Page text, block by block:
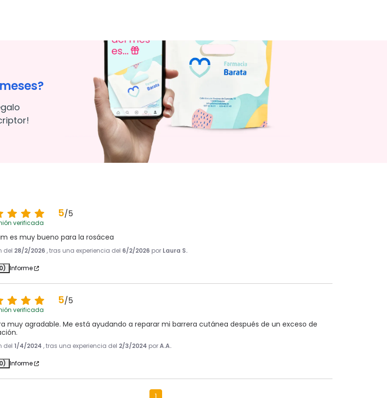
5/5
verificada
es muy bueno para la rosácea
del 28/2/2026 , tras una experiencia del 6/2/2026 por Laura S.
Informe
5/5
verificada
muy agradable. Me está ayudando a reparar mi barrera cutánea después de un exceso de
del 1/4/2024 , tras una experiencia del 2/3/2024 porA.A.
Informe